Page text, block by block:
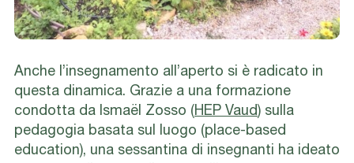
Anche l’insegnamento all’aperto si è radicato in
questa dinamica. Grazie a una formazione
condotta da Ismaël Zosso (HEP Vaud) sulla
pedagogia basata sul luogo (place-based
education), una sessantina di insegnanti ha ideato